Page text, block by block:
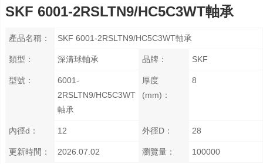
SKF 6001-2RSLTN9/HC5C3WT軸承
產品名稱： SKF 6001-2RSLTN9/HC5C3WT軸承
類型： 深溝球軸承 品牌： SKF
型號：
6001-
2RSLTN9/HC5C3WT
軸承
厚度
(mm)：
8
內徑d： 12 外徑D： 28
更新時間： 2026.07.02 瀏覽量： 100000